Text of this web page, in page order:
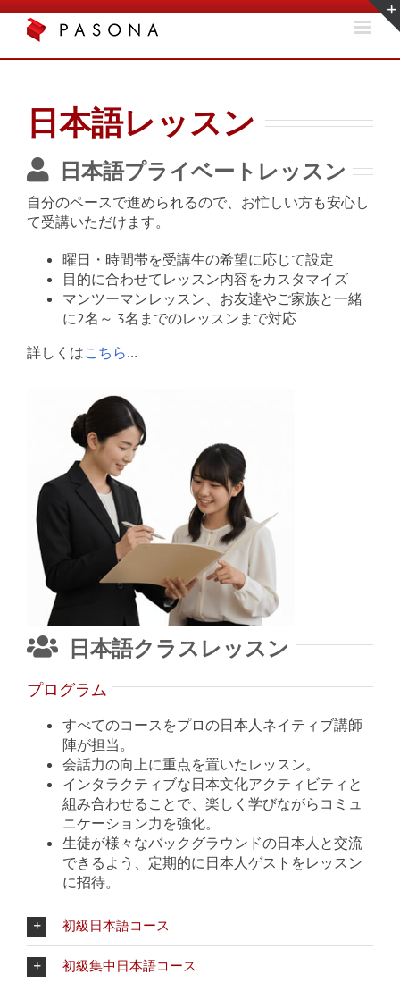
Skip
日本語レッスン
日本語プライベートレッスン
自分のペースで進められるので、お忙しい方も安心し
て受講いただけます。
曜日・時間帯を受講生の希望に応じて設定
目的に合わせてレッスン内容をカスタマイズ
マンツーマンレッスン、お友達やご家族と一緒
に2名～ 3名までのレッスンまで対応
詳しくはこちら…
日本語クラスレッスン
プログラム
すべてのコースをプロの日本人ネイティブ講師
陣が担当。
会話力の向上に重点を置いたレッスン。
インタラクティブな日本文化アクティビティと
組み合わせることで、楽しく学びながらコミュ
ニケーション力を強化。
生徒が様々なバックグラウンドの日本人と交流
できるよう、定期的に日本人ゲストをレッスン
に招待。
初級日本語コース
初級集中日本語コース